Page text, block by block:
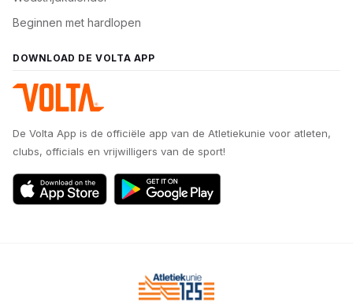
Beginnen met hardlopen
DOWNLOAD DE VOLTA APP
De Volta App is de officiële app van de Atletiekunie voor atleten,
clubs, officials en vrijwilligers van de sport!